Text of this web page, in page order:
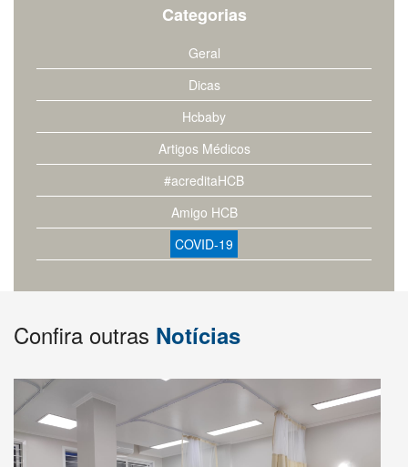
Categorias
Geral
Dicas
Hcbaby
Artigos Médicos
#acreditaHCB
Amigo HCB
COVID-19
Confira outras Notícias